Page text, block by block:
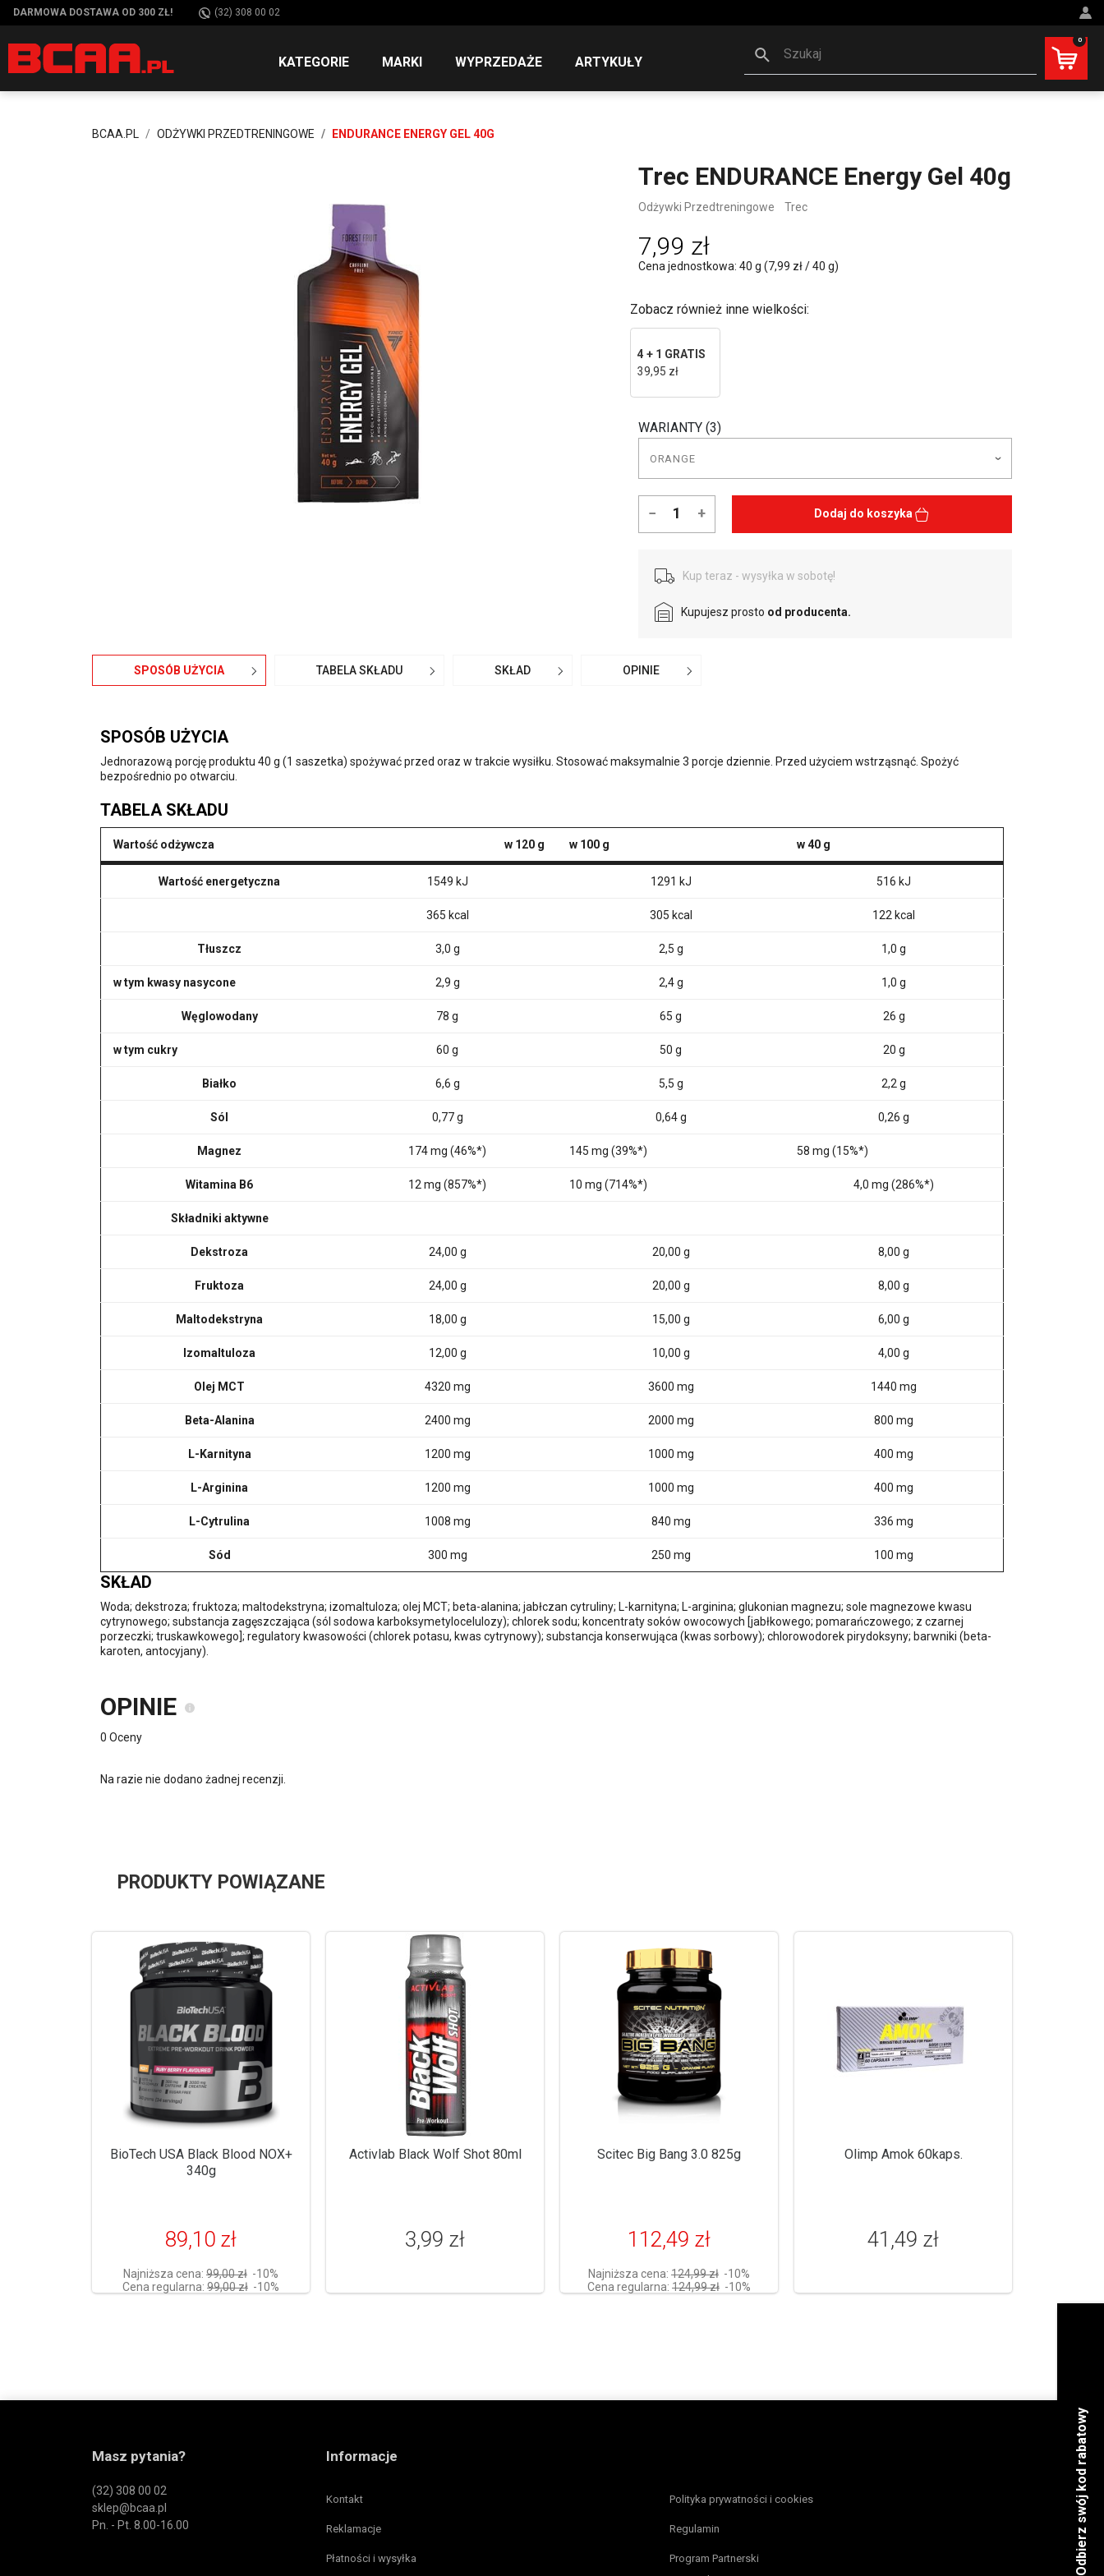
DARMOWA DOSTAWA OD 300 ZŁ! (32) 308 00 02
KATEGORIE MARKI WYPRZEDAŻE ARTYKUŁY
Szukaj
0
BCAA.PL ODŻYWKI PRZEDTRENINGOWE ENDURANCE ENERGY GEL 40G
Trec ENDURANCE Energy Gel 40g
Odżywki Przedtreningowe Trec
7,99 zł
Cena jednostkowa: 40 g (7,99 zł / 40 g)
Zobacz również inne wielkości:
4 + 1 GRATIS
39,95 zł
WARIANTY (3)
− + Dodaj do koszyka
Kup teraz - wysyłka w sobotę!
Kupujesz prosto od producenta.
SPOSÓB UŻYCIA TABELA SKŁADU SKŁAD OPINIE
SPOSÓB UŻYCIA
Jednorazową porcję produktu 40 g (1 saszetka) spożywać przed oraz w trakcie wysiłku. Stosować maksymalnie 3 porcje dziennie. Przed użyciem wstrząsnąć. Spożyć
bezpośrednio po otwarciu.
TABELA SKŁADU
Wartość odżywcza w 120 g w 100 g w 40 g
Wartość energetyczna 1549 kJ 1291 kJ 516 kJ
365 kcal 305 kcal 122 kcal
Tłuszcz 3,0 g 2,5 g 1,0 g
w tym kwasy nasycone 2,9 g 2,4 g 1,0 g
Węglowodany 78 g 65 g 26 g
w tym cukry 60 g 50 g 20 g
Białko 6,6 g 5,5 g 2,2 g
Sól 0,77 g 0,64 g 0,26 g
Magnez 174 mg (46%*) 145 mg (39%*) 58 mg (15%*)
Witamina B6 12 mg (857%*) 10 mg (714%*) 4,0 mg (286%*)
Składniki aktywne
Dekstroza 24,00 g 20,00 g 8,00 g
Fruktoza 24,00 g 20,00 g 8,00 g
Maltodekstryna 18,00 g 15,00 g 6,00 g
Izomaltuloza 12,00 g 10,00 g 4,00 g
Olej MCT 4320 mg 3600 mg 1440 mg
Beta-Alanina 2400 mg 2000 mg 800 mg
L-Karnityna 1200 mg 1000 mg 400 mg
L-Arginina 1200 mg 1000 mg 400 mg
L-Cytrulina 1008 mg 840 mg 336 mg
Sód 300 mg 250 mg 100 mg
SKŁAD
Woda; dekstroza; fruktoza; maltodekstryna; izomaltuloza; olej MCT; beta-alanina; jabłczan cytruliny; L-karnityna; L-arginina; glukonian magnezu; sole magnezowe kwasu
cytrynowego; substancja zagęszczająca (sól sodowa karboksymetylocelulozy); chlorek sodu; koncentraty soków owocowych [jabłkowego; pomarańczowego; z czarnej
porzeczki; truskawkowego]; regulatory kwasowości (chlorek potasu, kwas cytrynowy); substancja konserwująca (kwas sorbowy); chlorowodorek pirydoksyny; barwniki (beta-
karoten, antocyjany).
OPINIE
0 Oceny
Na razie nie dodano żadnej recenzji.
PRODUKTY POWIĄZANE
BioTech USA Black Blood NOX+
340g
89,10 zł
Najniższa cena: 99,00 zł -10%
Cena regularna: 99,00 zł -10%
Activlab Black Wolf Shot 80ml
3,99 zł
Scitec Big Bang 3.0 825g
112,49 zł
Najniższa cena: 124,99 zł -10%
Cena regularna: 124,99 zł -10%
Olimp Amok 60kaps.
41,49 zł
Masz pytania?
(32) 308 00 02
sklep@bcaa.pl
Pn. - Pt. 8.00-16.00
Informacje
Kontakt Polityka prywatności i cookies
Reklamacje Regulamin
Płatności i wysyłka
Program Partnerski